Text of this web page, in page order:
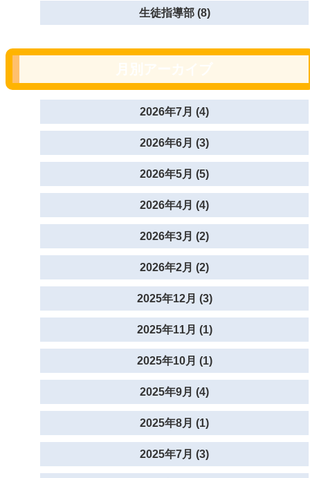
生徒指導部 (8)
2026年7月 (4)
2026年6月 (3)
2026年5月 (5)
2026年4月 (4)
2026年3月 (2)
2026年2月 (2)
2025年12月 (3)
2025年11月 (1)
2025年10月 (1)
2025年9月 (4)
2025年8月 (1)
2025年7月 (3)